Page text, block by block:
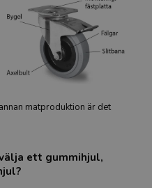
matproduktion är det
ett gummihjul,